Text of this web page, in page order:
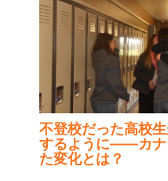
不登校だった高校
するように——カナ
た変化とは？